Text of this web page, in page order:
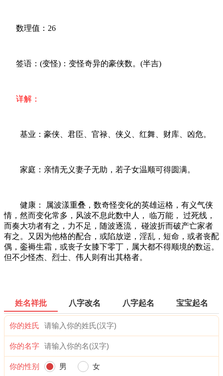
数理值：26
签语：(变怪)：变怪奇异的豪侠数。(半吉)
详解：
基业：豪侠、君臣、官禄、侠义、红舞、财库、凶危。
家庭：亲情无义妻子无助，若子女温顺可得圆满。
健康： 属波漾重叠，数奇怪变化的英雄运格，有义气侠
情，然而变化常多，风波不息此数中人， 临万能， 过死线，
而奏大功者有之，力不足，随波逐流， 碰波折而破产亡家者
有之。又因为他格的配合，或陷放逆，淫乱，短命，或者丧配
偶，銮褥生霜，或丧子女膝下零丁，属大都不得顺境的数运。
但不少怪杰、烈士、伟人则有出其格者。
姓名祥批 八字改名 八字起名 宝宝起名
你的姓氏
你的名字
你的性别 男 女